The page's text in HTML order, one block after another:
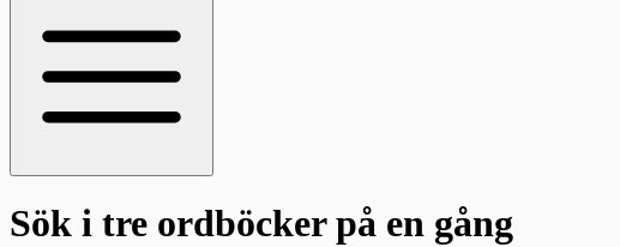
Sök i tre ordböckerpå en gång